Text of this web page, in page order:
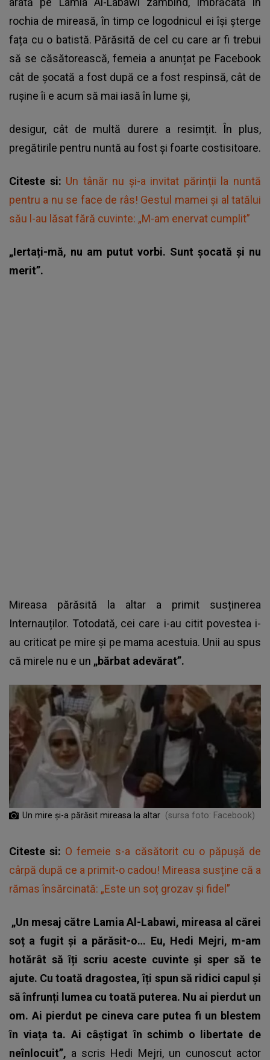
rochia de mireasă, în timp ce logodnicul ei își șterge
fața cu o batistă. Părăsită de cel cu care ar fi trebui
să se căsătorească, femeia a anunțat pe Facebook
cât de șocată a fost după ce a fost respinsă, cât de
rușine îi e acum să mai iasă în lume și,
desigur, cât de multă durere a resimțit. În plus,
pregătirile pentru nuntă au fost și foarte costisitoare.
Citeste si: Un tânăr nu și-a invitat părinții la nuntă
pentru a nu se face de râs! Gestul mamei şi al tatălui
său l-au lăsat fără cuvinte: „M-am enervat cumplit”
„Iertați-mă, nu am putut vorbi. Sunt șocată și nu
merit”.
Mireasa părăsită la altar a primit susținerea
Internauților. Totodată, cei care i-au citit povestea i-
au criticat pe mire și pe mama acestuia. Unii au spus
că mirele nu e un „bărbat adevărat”.
Un mire și-a părăsit mireasa la altar (sursa foto: Facebook)
Citeste si: O femeie s-a căsătorit cu o păpușă de
cârpă după ce a primit-o cadou! Mireasa susține că a
rămas însărcinată: „Este un soț grozav și fidel”
„Un mesaj către Lamia Al-Labawi, mireasa al cărei
soț a fugit și a părăsit-o… Eu, Hedi Mejri, m-am
hotărât să îți scriu aceste cuvinte și sper să te
ajute. Cu toată dragostea, îți spun să ridici capul și
să înfrunți lumea cu toată puterea. Nu ai pierdut un
om. Ai pierdut pe cineva care putea fi un blestem
în viața ta. Ai câștigat în schimb o libertate de
neînlocuit”, a scris Hedi Mejri, un cunoscut actor